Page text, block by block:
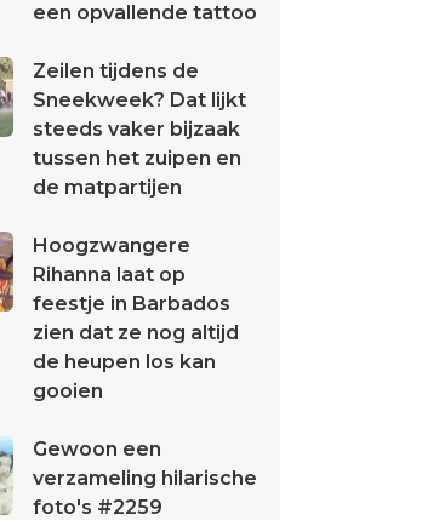
een opvallende tattoo
Zeilen tijdens de
Sneekweek? Dat lijkt
steeds vaker bijzaak
tussen het zuipen en
de matpartijen
Hoogzwangere
Rihanna laat op
feestje in Barbados
zien dat ze nog altijd
de heupen los kan
gooien
Gewoon een
verzameling hilarische
foto's #2259